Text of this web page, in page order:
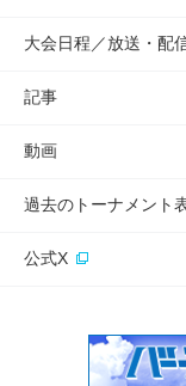
大会日程／放送・配
記事
動画
過去のトーナメント
公式X